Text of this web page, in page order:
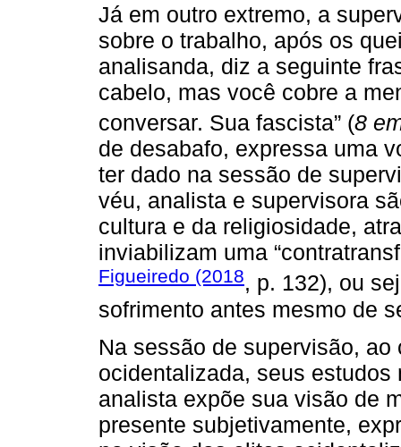
Já em outro extremo, a
sobre o trabalho, após os
analisanda, diz a seguinte
cabelo, mas você cobre a
conversar. Sua fascista” (8
de desabafo, expressa uma
ter dado na sessão de
véu, analista e supervisora
cultura e da religiosidade,
inviabilizam uma
Figueiredo (2018, p. 132), ou
sofrimento antes mesmo de
Na sessão de supervisão,
ocidentalizada, seus
analista expõe sua visão de
presente subjetivamente,